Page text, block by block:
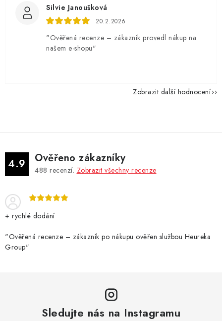
Silvie Janoušková
20.2.2026
"Ověřená recenze – zákazník provedl nákup na
našem e-shopu"
Zobrazit další hodnocení
4.9 Ověřeno zákazníky
488 recenzí. Zobrazit všechny recenze
+ rychlé dodání
"Ověřená recenze – zákazník po nákupu ověřen službou Heureka
Group"
Sledujte nás na Instagramu